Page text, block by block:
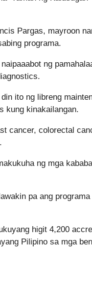
Pargas, mayroon
programa.
ng
ito ng libreng
kung kinakailangan.
cancer, colorectal
ng mga
pa ang
higit 4,200
Pilipino sa mga